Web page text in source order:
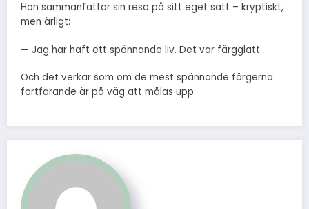
Hon sammanfattar sin resa på sitt eget sätt – kryptiskt,
men ärligt:
— Jag har haft ett spännande liv. Det var färgglatt.
Och det verkar som om de mest spännande färgerna
fortfarande är på väg att målas upp.